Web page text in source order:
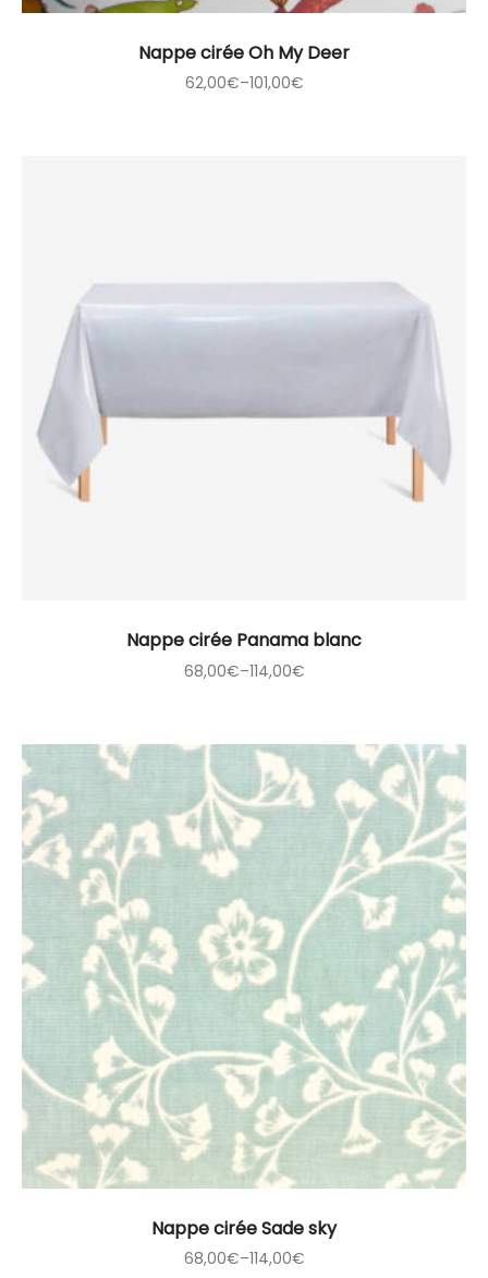
Nappe cirée Oh My Deer
62,00€–101,00€
Nappe cirée Panama blanc
68,00€–114,00€
Nappe cirée Sade sky
68,00€–114,00€